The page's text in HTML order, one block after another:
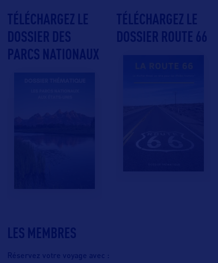
LES MEMBRES
Réservez votre voyage avec :
TÉLÉCHARGEZ LE
DOSSIER DES
PARCS NATIONAUX
TÉLÉCHARGEZ LE
DOSSIER ROUTE 66